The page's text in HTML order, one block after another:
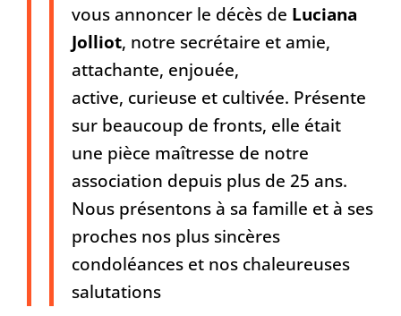
vous annoncer le décès de Luciana
Jolliot, notre secrétaire et amie,
attachante, enjouée,
active, curieuse et cultivée. Présente
sur beaucoup de fronts, elle était
une pièce maîtresse de notre
association depuis plus de 25 ans.
Nous présentons à sa famille et à ses
proches nos plus sincères
condoléances et nos chaleureuses
salutations